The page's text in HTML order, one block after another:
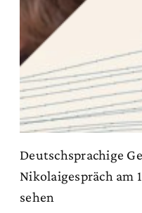
Deutschsprachige
Nikolaigespräch am
sehen